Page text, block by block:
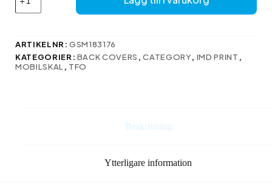
utskriftsfodral
för
11
mängd
ARTIKELNR:GSM183176
KATEGORIER: BACK COVERS ,CATEGORY, IMD PRINT ,
MOBILSKAL , TFO
Beskrivning
Ytterligare information